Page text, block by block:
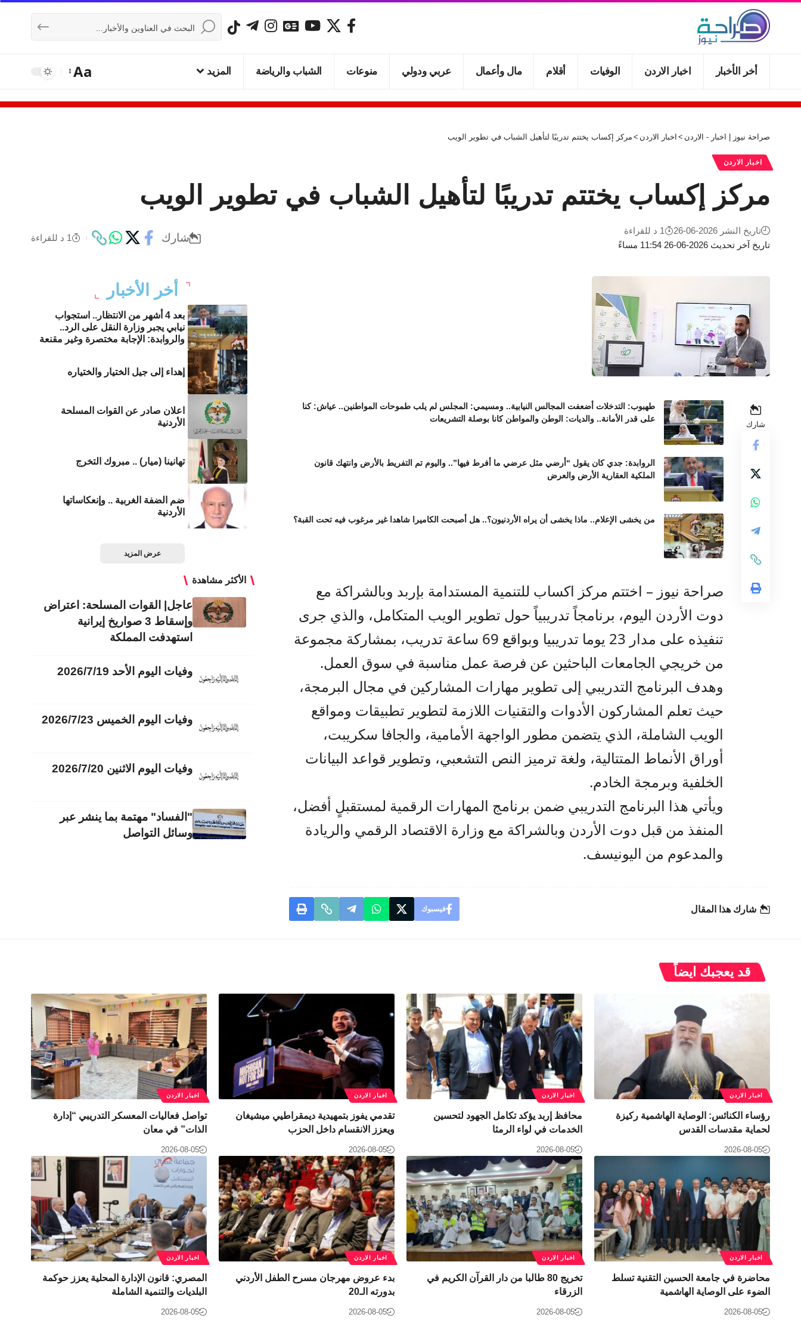
أخر الأخبار اخبار الاردن الوفيات أقلام مال وأعمال عربي ودولي منوعات الشباب والرياضة المزيد Aa
صراحة نيوز | اخبار - الاردن > اخبار الاردن > مركز إكساب يختتم تدريبًا لتأهيل الشباب في تطوير الويب
اخبار الاردن
مركز إكساب يختتم تدريبًا لتأهيل الشباب في تطوير الويب
تاريخ آخر تحديث 2026-06-26 11:54 مساءً
تاريخ النشر 2026-06-26 1 د للقراءة
شارك 1 د للقراءة
شارك
طهبوب: التدخلات أضعفت المجالس النيابية.. ومسيمي: المجلس لم يلب طموحات المواطنين.. عياش: كنا
على قدر الأمانة.. والديات: الوطن والمواطن كانا بوصلة التشريعات
الروابدة: جدي كان يقول “أرضي مثل عرضي ما أفرط فيها”.. واليوم تم التفريط بالأرض وانتهك قانون
الملكية العقارية الأرض والعرض
من يخشى الإعلام.. ماذا يخشى أن يراه الأردنيون؟.. هل أصبحت الكاميرا شاهدا غير مرغوب فيه تحت القبة؟
صراحة نيوز – اختتم مركز اكساب للتنمية المستدامة بإربد وبالشراكة مع
دوت الأردن اليوم، برنامجاً تدريبياً حول تطوير الويب المتكامل، والذي جرى
تنفيذه على مدار 23 يوما تدريبيا وبواقع 69 ساعة تدريب، بمشاركة مجموعة
من خريجي الجامعات الباحثين عن فرصة عمل مناسبة في سوق العمل.
وهدف البرنامج التدريبي إلى تطوير مهارات المشاركين في مجال البرمجة،
حيث تعلم المشاركون الأدوات والتقنيات اللازمة لتطوير تطبيقات ومواقع
الويب الشاملة، الذي يتضمن مطور الواجهة الأمامية، والجافا سكريبت،
أوراق الأنماط المتتالية، ولغة ترميز النص التشعبي، وتطوير قواعد البيانات
الخلفية وبرمجة الخادم.
ويأتي هذا البرنامج التدريبي ضمن برنامج المهارات الرقمية لمستقبلٍ أفضل،
المنفذ من قبل دوت الأردن وبالشراكة مع وزارة الاقتصاد الرقمي والريادة
والمدعوم من اليونيسف.
شارك هذا المقال فيسبوك
أخر الأخبار
بعد 4 أشهر من الانتظار.. استجواب
نيابي يجبر وزارة النقل على الرد..
والروابدة: الإجابة مختصرة وغير مقنعة
إهداء إلى جيل الختيار والختياره
اعلان صادر عن القوات المسلحة
الأردنية
تهانينا (ميار) .. مبروك التخرج
ضم الضفة الغربية .. وإنعكاساتها
الأردنية
عرض المزيد
الأكثر مشاهدة
عاجل| القوات المسلحة: اعتراض
وإسقاط 3 صواريخ إيرانية
استهدفت المملكة
وفيات اليوم الأحد 2026/7/19
وفيات اليوم الخميس 2026/7/23
وفيات اليوم الاثنين 2026/7/20
"الفساد" مهتمة بما ينشر عبر
وسائل التواصل
قد يعجبك ايضاً
اخبار الاردن
رؤساء الكنائس: الوصاية الهاشمية ركيزة
لحماية مقدسات القدس
2026-08-05
اخبار الاردن
محافظ إربد يؤكد تكامل الجهود لتحسين
الخدمات في لواء الرمثا
2026-08-05
اخبار الاردن
تقدمي يفوز بتمهيدية ديمقراطيي ميشيغان
ويعزز الانقسام داخل الحزب
2026-08-05
اخبار الاردن
تواصل فعاليات المعسكر التدريبي “إدارة
الذات” في معان
2026-08-05
اخبار الاردن
محاضرة في جامعة الحسين التقنية تسلط
الضوء على الوصاية الهاشمية
2026-08-05
اخبار الاردن
تخريج 80 طالبا من دار القرآن الكريم في
الزرقاء
2026-08-05
اخبار الاردن
بدء عروض مهرجان مسرح الطفل الأردني
بدورته الـ20
2026-08-05
اخبار الاردن
المصري: قانون الإدارة المحلية يعزز حوكمة
البلديات والتنمية الشاملة
2026-08-05